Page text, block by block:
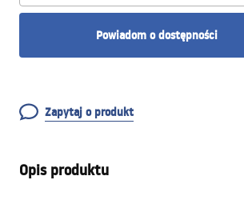
Powiadom o dostępności
Zapytaj o produkt
Opis produktu